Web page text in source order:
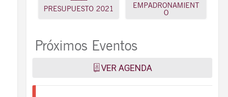
PRESUPUESTO 2021
EMPADRONAMIENT
O
Próximos Eventos
VER AGENDA